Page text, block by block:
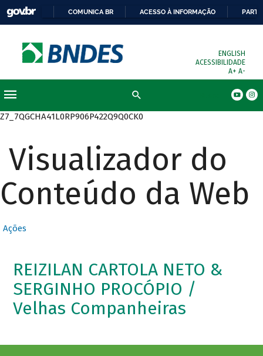
COMUNICA BR ACESSO À INFORMAÇÃO
ENGLISH
ACESSIBILIDADE
A+ A-
Z7_7QGCHA41L0RP906P422Q9Q0CK0
Visualizador do
Conteúdo da Web
Ações
REIZILAN CARTOLA NETO &
SERGINHO PROCÓPIO /
Velhas Companheiras